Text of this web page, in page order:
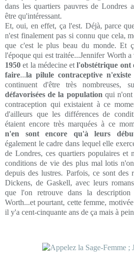
dans les quartiers pauvres de Londres
être qu'intéressant.
Et, oui, en effet, ça l'est. Déjà, parce
n'est finalement pas si connu que cela,
que c'est le plus beau du monde. Et
l'époque qui est traitée...Jennifer Worth
1950 et la médecine etl'obstétrique ont
faire...la pilule contraceptive n'existe
continuent d'être très nombreuses,
défavorisées de la population qui n'ont
contraception qui existaient à ce
d'ailleurs que les différences de
étaient encore très marquées à ce
n'en sont encore qu'à leurs
également le cadre dans lequel elle
de Londres, ces quartiers populaires et
conditions de vie des plus mal lotis
depuis des lustres. Parfois, ce sont des
Dickens, de Gaskell, avec leurs
que l'on retrouve dans la
Worth...et pourtant, cette femme,
il y'a cent-cinquante ans de ça mais à